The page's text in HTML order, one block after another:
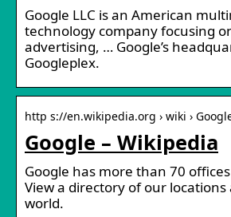
Google LLC is an American
technology company focusing
advertising, … Google’s
Googleplex.
http s://en.wikipedia.org › wiki ›
Google – Wikipedia
Google has more than 70
View a directory of our
world.